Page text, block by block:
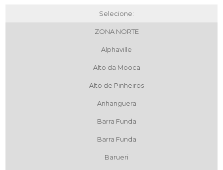
Selecione:
ZONA NORTE
Alphaville
Alto da Mooca
Alto de Pinheiros
Anhanguera
Barra Funda
Barra Funda
Barueri